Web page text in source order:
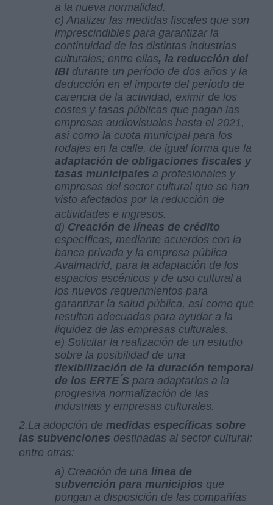
a la nueva normalidad.
c) Analizar las medidas fiscales que son
imprescindibles para garantizar la
continuidad de las distintas industrias
culturales; entre ellas, la reducción del
IBI durante un período de dos años y la
deducción en el importe del período de
carencia de la actividad, eximir de los
costes y tasas públicas que pagan las
empresas audiovisuales hasta el 2021,
así como la cuota municipal para los
rodajes en la calle, de igual forma que la
adaptación de obligaciones fiscales y
tasas municipalesa profesionales y
empresas del sector cultural que se han
visto afectados por la reducción de
actividades e ingresos.
d) Creación de líneas de crédito
específicas, mediante acuerdos con la
banca privada y la empresa pública
Avalmadrid, para la adaptación de los
espacios escénicos y de uso cultural a
los nuevos requerimientos para
garantizar la salud pública, así como que
resulten adecuadas para ayudar a la
liquidez de las empresas culturales.
e) Solicitar la realización de un estudio
sobre la posibilidad de una
flexibilización de la duración temporal
de los ERTE ́S para adaptarlos a la
progresiva normalización de las
industrias y empresas culturales.
2.La adopción de medidas específicas sobre
las subvenciones destinadas al sector cultural;
entre otras:
a) Creación de una línea de
subvención para municipios que
pongan a disposición de las compañías